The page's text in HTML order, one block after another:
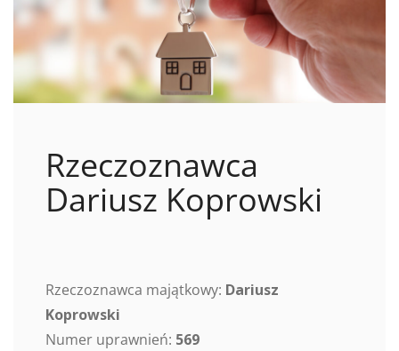
Rzeczoznawca
Dariusz Koprowski
Rzeczoznawca majątkowy: Dariusz
Koprowski
Numer uprawnień: 569